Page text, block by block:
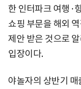
한 인터파크 여행·
쇼핑 부문을 해외
제안 받은 것으로
입장이다.
야놀자의 상반기